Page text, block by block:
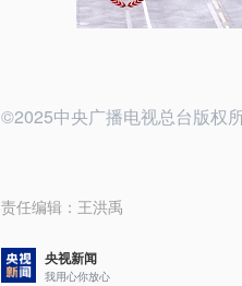
©2025中央广播电视总台版权
责任编辑： 王洪禹
央视新闻
我用心你放心